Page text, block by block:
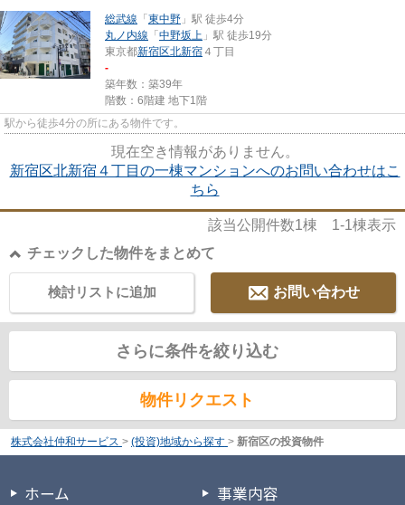
総武線 「 東中野 」駅 徒歩4分
丸ノ内線 「 中野坂上 」駅 徒歩19分
東京都新宿区北新宿 ４丁目
-
築年数：築39年
階数：6階建 地下1階
駅から徒歩4分の所にある物件です。
現在空き情報がありません。
新宿区北新宿４丁目の一棟マンションへのお問い合わせはこ
ちら
該当公開件数1棟 1-1棟表示
チェックした物件をまとめて
お問い合わせ
検討リストに追加
さらに条件を絞り込む
物件リクエスト
株式会社仲和サービス > (投資)地域から探す > 新宿区の投資物件
ホーム
事業内容